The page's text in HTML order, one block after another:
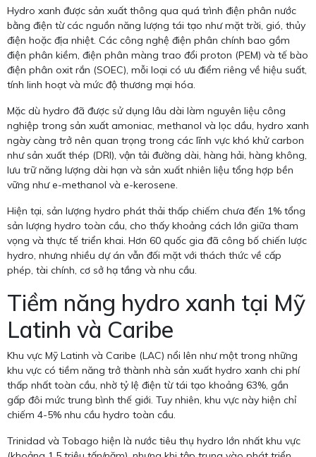
Hydro xanh được sản xuất thông qua quá trình điện phân nước
bằng điện từ các nguồn năng lượng tái tạo như mặt trời, gió, thủy
điện hoặc địa nhiệt. Các công nghệ điện phân chính bao gồm
điện phân kiềm, điện phân màng trao đổi proton (PEM) và tế bào
điện phân oxit rắn (SOEC), mỗi loại có ưu điểm riêng về hiệu suất,
tính linh hoạt và mức độ thương mại hóa.
Mặc dù hydro đã được sử dụng lâu dài làm nguyên liệu công
nghiệp trong sản xuất amoniac, methanol và lọc dầu, hydro xanh
ngày càng trở nên quan trọng trong các lĩnh vực khó khử carbon
như sản xuất thép (DRI), vận tải đường dài, hàng hải, hàng không,
lưu trữ năng lượng dài hạn và sản xuất nhiên liệu tổng hợp bền
vững như e-methanol và e-kerosene.
Hiện tại, sản lượng hydro phát thải thấp chiếm chưa đến 1% tổng
sản lượng hydro toàn cầu, cho thấy khoảng cách lớn giữa tham
vọng và thực tế triển khai. Hơn 60 quốc gia đã công bố chiến lược
hydro, nhưng nhiều dự án vẫn đối mặt với thách thức về cấp
phép, tài chính, cơ sở hạ tầng và nhu cầu.
Tiềm năng hydro xanh tại Mỹ
Latinh và Caribe
Khu vực Mỹ Latinh và Caribe (LAC) nổi lên như một trong những
khu vực có tiềm năng trở thành nhà sản xuất hydro xanh chi phí
thấp nhất toàn cầu, nhờ tỷ lệ điện từ tái tạo khoảng 63%, gần
gấp đôi mức trung bình thế giới. Tuy nhiên, khu vực này hiện chỉ
chiếm 4-5% nhu cầu hydro toàn cầu.
Trinidad và Tobago hiện là nước tiêu thụ hydro lớn nhất khu vực